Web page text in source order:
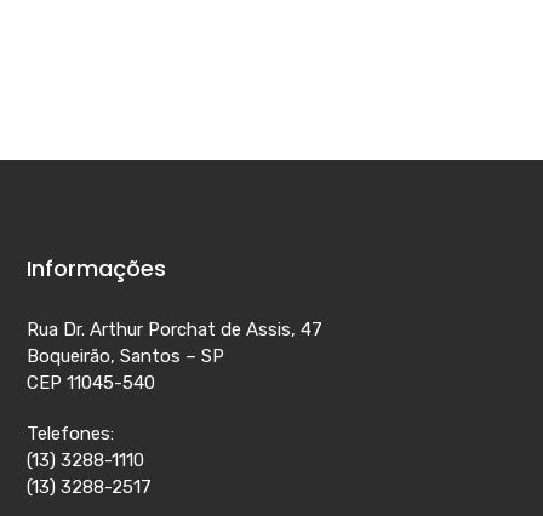
Informações
Rua Dr. Arthur Porchat de Assis, 47
Boqueirão, Santos – SP
CEP 11045-540
Telefones:
(13) 3288-1110
(13) 3288-2517